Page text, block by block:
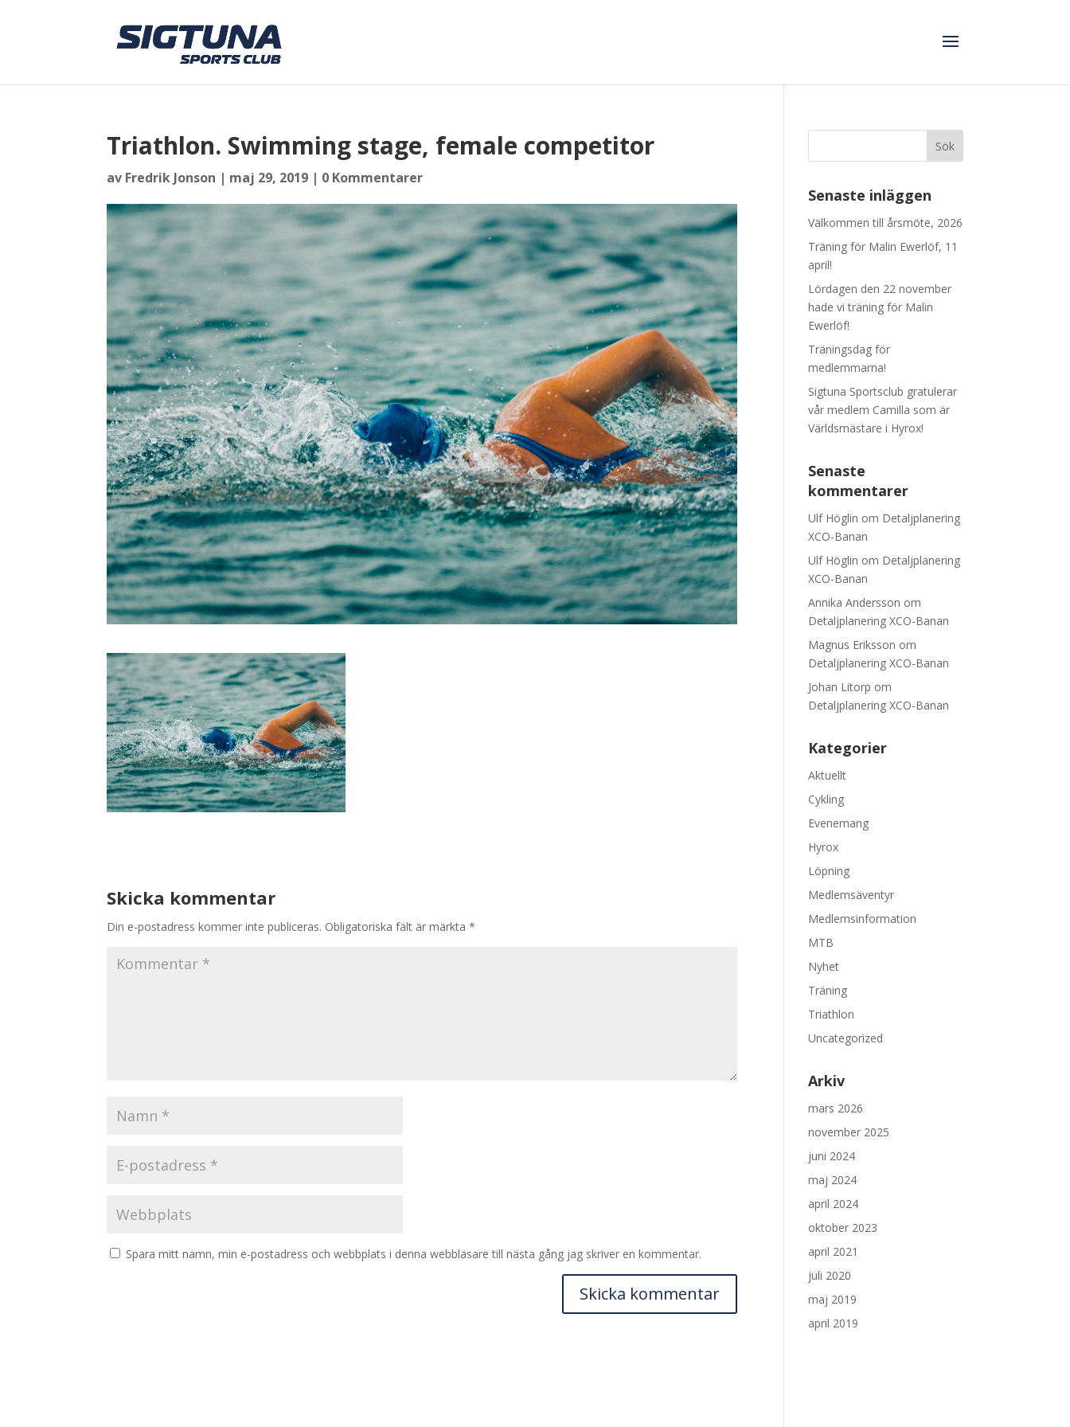
Triathlon. Swimming stage, female competitor
av Fredrik Jonson | maj 29, 2019 | 0 Kommentarer
Skicka kommentar
Din e-postadress kommer inte publiceras. Obligatoriska fält är märkta*
Spara mitt namn, min e-postadress och webbplats i denna webbläsare till nästa gång jag skriver en kommentar.
Senaste inläggen
Välkommen till årsmöte, 2026
Träning för Malin Ewerlöf, 11
april!
Lördagen den 22 november
hade vi träning för Malin
Ewerlöf!
Träningsdag för
medlemmarna!
Sigtuna Sportsclub gratulerar
vår medlem Camilla som är
Världsmästare i Hyrox!
Senaste
kommentarer
Ulf Höglin om Detaljplanering
XCO-Banan
Ulf Höglin om Detaljplanering
XCO-Banan
Annika Andersson om
Detaljplanering XCO-Banan
Magnus Eriksson om
Detaljplanering XCO-Banan
Johan Litorp om
Detaljplanering XCO-Banan
Kategorier
Aktuellt
Cykling
Evenemang
Hyrox
Löpning
Medlemsäventyr
Medlemsinformation
MTB
Nyhet
Träning
Triathlon
Uncategorized
Arkiv
mars 2026
november 2025
juni 2024
maj 2024
april 2024
oktober 2023
april 2021
juli 2020
maj 2019
april 2019